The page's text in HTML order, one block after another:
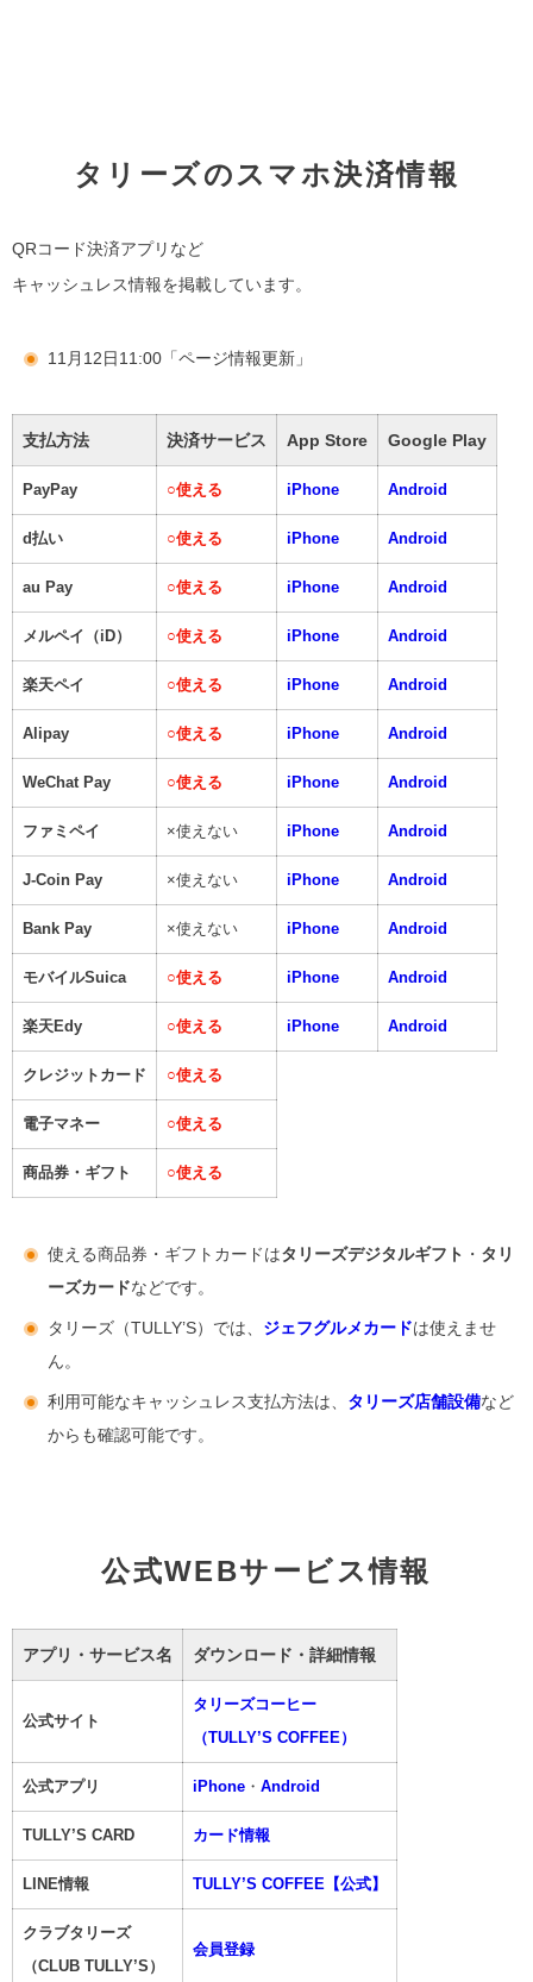
タリーズのスマホ決済情報
QRコード決済アプリなど
キャッシュレス情報を掲載しています。
11月12日11:00「ページ情報更新」
支払方法 決済サービス App Store Google Play
PayPay ○使える iPhone Android
d払い ○使える iPhone Android
au Pay ○使える iPhone Android
メルペイ（iD） ○使える iPhone Android
楽天ペイ ○使える iPhone Android
Alipay ○使える iPhone Android
WeChat Pay ○使える iPhone Android
ファミペイ ×使えない iPhone Android
J-Coin Pay ×使えない iPhone Android
Bank Pay ×使えない iPhone Android
モバイルSuica ○使える iPhone Android
楽天Edy ○使える iPhone Android
クレジットカード ○使える
電子マネー ○使える
商品券・ギフト ○使える
使える商品券・ギフトカードはタリーズデジタルギフト ・ タリ
ーズカードなどです。
タリーズ（TULLY’S）では、 ジェフグルメカードは使えませ
ん。
利用可能なキャッシュレス支払方法は、 タリーズ店舗設備など
からも確認可能です。
公式WEBサービス情報
アプリ・サービス名 ダウンロード・詳細情報
公式サイト
タリーズコーヒー
（TULLY’S COFFEE）
公式アプリ iPhone ・ Android
TULLY’S CARD カード情報
LINE情報 TULLY’S COFFEE【公式】
クラブタリーズ
（CLUB TULLY’S）
会員登録